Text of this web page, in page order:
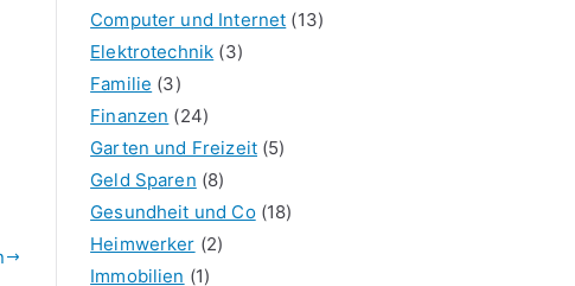
Computer und Internet (13)
Elektrotechnik (3)
Familie (3)
Finanzen (24)
Garten und Freizeit(5)
Geld Sparen (8)
Gesundheit und Co(18)
Heimwerker (2)
Immobilien (1)